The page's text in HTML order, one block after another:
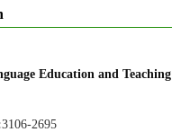
Education and Teaching
3106-2695